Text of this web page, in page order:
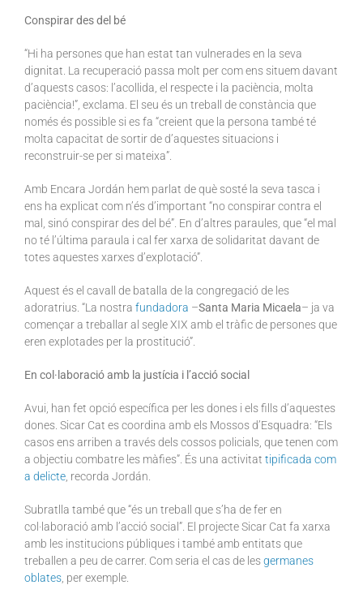
Conspirar des del bé
“Hi ha persones que han estat tan vulnerades en la seva
dignitat. La recuperació passa molt per com ens situem davant
d’aquests casos: l’acollida, el respecte i la paciència, molta
paciència!”, exclama. El seu és un treball de constància que
només és possible si es fa “creient que la persona també té
molta capacitat de sortir de d’aquestes situacions i
reconstruir-se per si mateixa”.
Amb Encara Jordán hem parlat de què sosté la seva tasca i
ens ha explicat com n’és d’important “no conspirar contra el
mal, sinó conspirar des del bé”. En d’altres paraules, que “el mal
no té l’última paraula i cal fer xarxa de solidaritat davant de
totes aquestes xarxes d’explotació”.
Aquest és el cavall de batalla de la congregació de les
adoratrius. “La nostra fundadora –Santa Maria Micaela– ja va
començar a treballar al segle XIX amb el tràfic de persones que
eren explotades per la prostitució”.
En col·laboració amb la justícia i l’acció social
Avui, han fet opció específica per les dones i els fills d’aquestes
dones. Sicar Cat es coordina amb els Mossos d’Esquadra: “Els
casos ens arriben a través dels cossos policials, que tenen com
a objectiu combatre les màfies”. És una activitat tipificada com
a delicte , recorda Jordán.
Subratlla també que “és un treball que s’ha de fer en
col·laboració amb l’acció social”. El projecte Sicar Cat fa xarxa
amb les institucions públiques i també amb entitats que
treballen a peu de carrer. Com seria el cas de lesgermanes
oblates , per exemple.